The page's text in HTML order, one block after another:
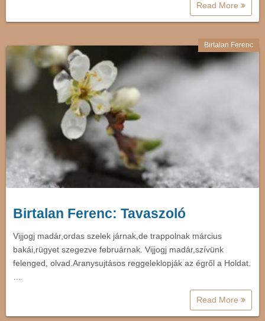
Read More
Birtalan Ferenc
Birtalan Ferenc: Tavaszoló
Vijjogj madár,ordas szelek járnak,de trappolnak március
bakái,rügyet szegezve februárnak. Vijjogj madár,szívünk
felenged, olvad.Aranysujtásos reggeleklopják az égről a Holdat.
Read More